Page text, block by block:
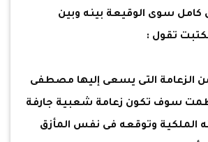
سوى الوقيعة بينه وبين
تقول :
الزعامة التى يسعى إليها مصطفى
سوف تكون زعامة شعبية جارفة
الملكية وتوقعه فى نفس المأزق